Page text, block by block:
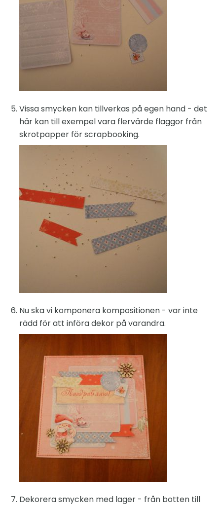
Vissa smycken kan tillverkas på egen hand - det
här kan till exempel vara flervärde flaggor från
skrotpapper för scrapbooking.
Nu ska vi komponera kompositionen - var inte
rädd för att införa dekor på varandra.
Dekorera smycken med lager - från botten till